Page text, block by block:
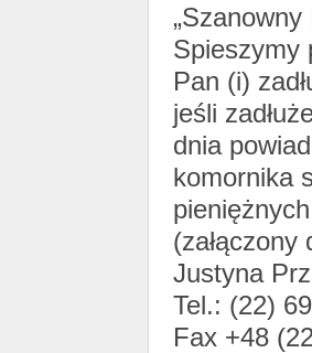
Spieszymy
Pan (i)
jeśli
dnia
komornika
(załączony
Justyna
Tel.: (22)
Fax +48